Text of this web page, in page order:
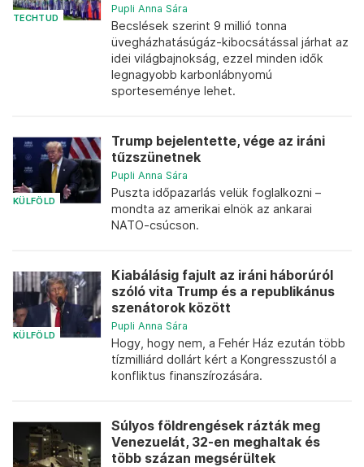
TECHTUD
Pupli Anna Sára
Becslések szerint 9 millió tonna
üvegházhatásúgáz-kibocsátással járhat az
idei világbajnokság, ezzel minden idők
legnagyobb karbonlábnyomú
sporteseménye lehet.
KÜLFÖLD
Trump bejelentette, vége az iráni
tűzszünetnek
Pupli Anna Sára
Puszta időpazarlás velük foglalkozni –
mondta az amerikai elnök az ankarai
NATO-csúcson.
KÜLFÖLD
Kiabálásig fajult az iráni háborúról
szóló vita Trump és a republikánus
szenátorok között
Pupli Anna Sára
Hogy, hogy nem, a Fehér Ház ezután több
tízmilliárd dollárt kért a Kongresszustól a
konfliktus finanszírozására.
Súlyos földrengések rázták meg
Venezuelát, 32-en meghaltak és
több százan megsérültek